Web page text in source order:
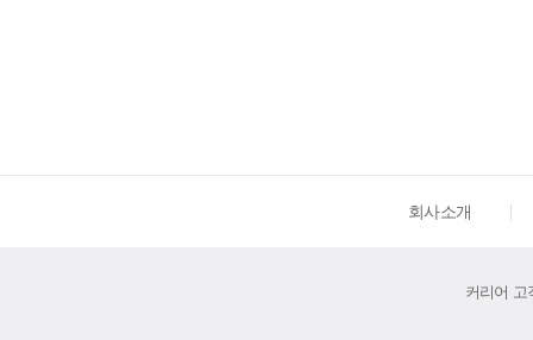
회사소개
커리어 고